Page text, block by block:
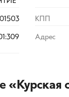
КПП
Адрес
«Курская